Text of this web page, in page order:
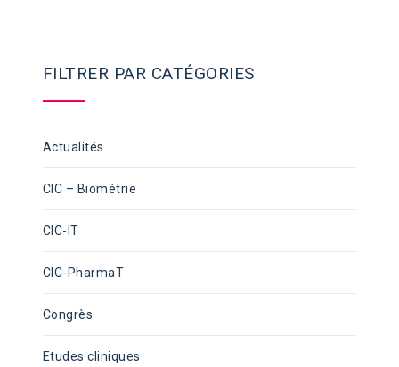
FILTRER PAR CATÉGORIES
Actualités
CIC – Biométrie
CIC-IT
CIC-PharmaT
Congrès
Etudes cliniques